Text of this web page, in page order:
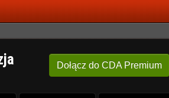
Dołącz do CDA Premium